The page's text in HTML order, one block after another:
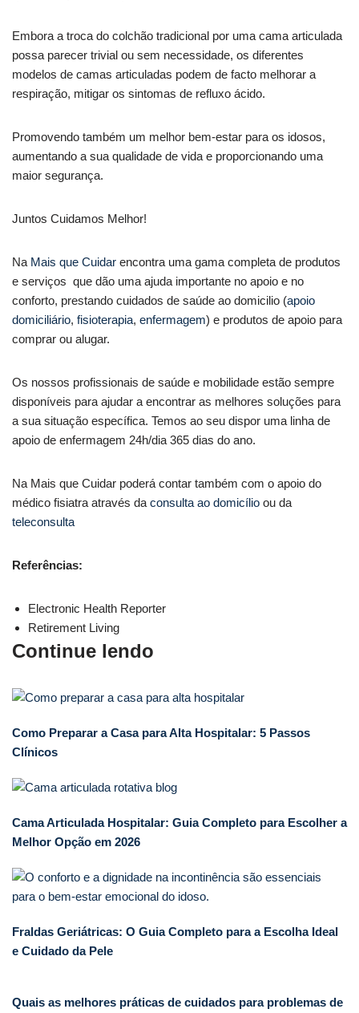
Embora a troca do colchão tradicional por uma cama articulada
possa parecer trivial ou sem necessidade, os diferentes
modelos de camas articuladas podem de facto melhorar a
respiração, mitigar os sintomas de refluxo ácido.
Promovendo também um melhor bem-estar para os idosos,
aumentando a sua qualidade de vida e proporcionando uma
maior segurança.
Juntos Cuidamos Melhor!
Na Mais que Cuidar encontra uma gama completa de produtos
e serviços que dão uma ajuda importante no apoio e no
conforto, prestando cuidados de saúde ao domicilio (apoio
domiciliário, fisioterapia, enfermagem) e produtos de apoio para
comprar ou alugar.
Os nossos profissionais de saúde e mobilidade estão sempre
disponíveis para ajudar a encontrar as melhores soluções para
a sua situação específica. Temos ao seu dispor uma linha de
apoio de enfermagem 24h/dia 365 dias do ano.
Na Mais que Cuidar poderá contar também com o apoio do
médico fisiatra através da consulta ao domicílio ou da
teleconsulta
Referências:
Electronic Health Reporter
Retirement Living
Continue lendo
Como Preparar a Casa para Alta Hospitalar: 5 Passos
Clínicos
Cama Articulada Hospitalar: Guia Completo para Escolher a
Melhor Opção em 2026
Fraldas Geriátricas: O Guia Completo para a Escolha Ideal
e Cuidado da Pele
Quais as melhores práticas de cuidados para problemas de